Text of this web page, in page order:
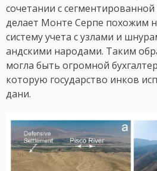
сочетании с
делает Монте Серпе похожим
систему учета с узлами и
андскими народами. Таким
могла быть огромной
которую государство инков
дани.